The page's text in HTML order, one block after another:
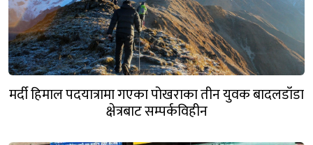
मर्दी हिमाल पदयात्रामा गएका पोखराका तीन युवक बादलडाँडा
क्षेत्रबाट सम्पर्कविहीन